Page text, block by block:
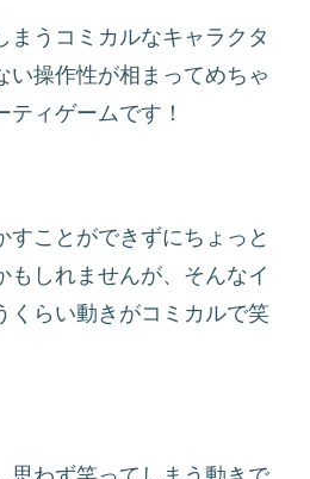
まうコミカルなキャラクタ
い操作性が相まってめちゃ
ティゲームです！
ことができずにちょっと
もしれませんが、そんなイ
くらい動きがコミカルで笑
思わず笑ってしまう動きで